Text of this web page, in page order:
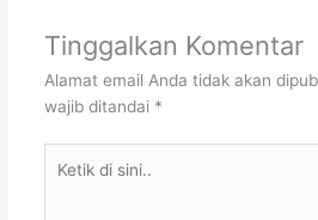
Tinggalkan Komentar
Alamat email Anda tidak akan
wajib ditandai *